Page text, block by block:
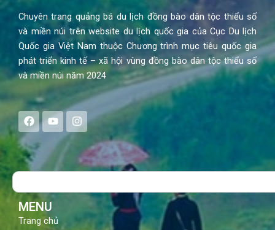
Chuyên trang quảng bá du lịch đồng bào dân tộc thiểu số
và miền núi trên website du lịch quốc gia của Cục Du lịch
Quốc gia Việt Nam thuộc Chương trình mục tiêu quốc gia
phát triển kinh tế – xã hội vùng đồng bào dân tộc thiểu số
và miền núi năm 2024
F
a
c
e
b
o
Y
o
u
t
u
b
I
n
s
a
g
Search
MENU
Trang chủ